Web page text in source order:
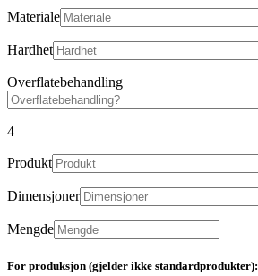
Materiale
Hardhet
Overflatebehandling
4
Produkt
Dimensjoner
Mengde
For produksjon (gjelder ikke standardprodukter):